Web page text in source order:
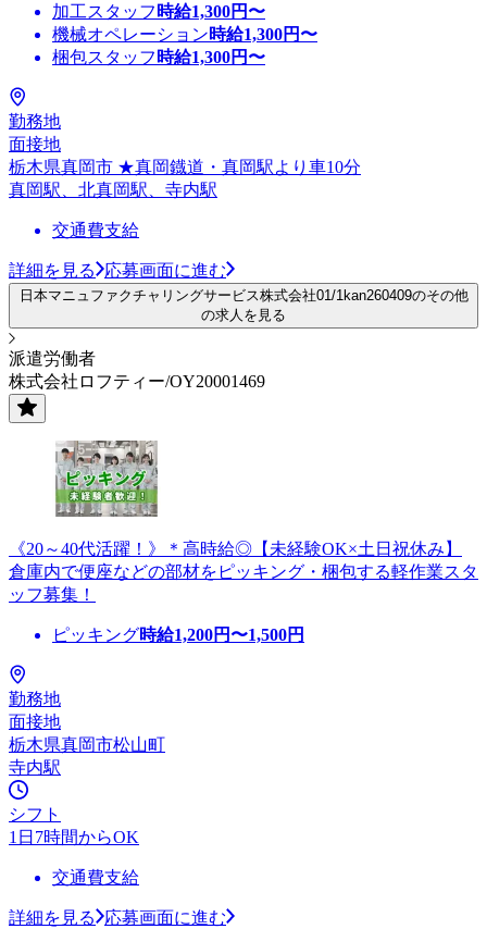
加工スタッフ 時給1,300円〜
機械オペレーション時給1,300円〜
梱包スタッフ 時給1,300円〜
勤務地
面接地
栃木県真岡市 ★真岡鐡道・真岡駅より車10分
真岡駅、北真岡駅、寺内駅
交通費支給
詳細を見る 応募画面に進む
日本マニュファクチャリングサービス株式会社01/1kan260409のその他
の求人を見る
派遣労働者
株式会社ロフティー/OY20001469
《20～40代活躍！》＊高時給◎【未経験OK×土日祝休み】
倉庫内で便座などの部材をピッキング・梱包する軽作業スタ
ッフ募集！
ピッキング時給1,200円〜1,500円
勤務地
面接地
栃木県真岡市松山町
寺内駅
シフト
1日7時間からOK
交通費支給
詳細を見る
応募画面に進む